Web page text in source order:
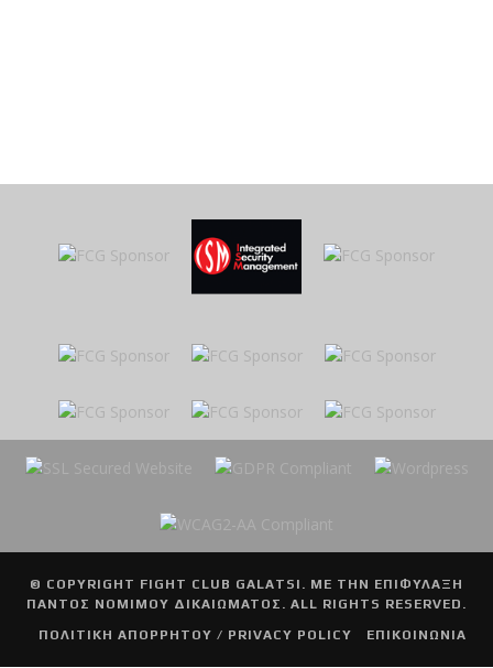
© COPYRIGHT FIGHT CLUB GALATSI
. ΜΕ ΤΗΝ ΕΠΙΦΥΛΑΞΗ
ΠΑΝΤΟΣ ΝΟΜΙΜΟΥ ΔΙΚΑΙΩΜΑΤΟΣ. ALL RIGHTS RESERVED.
ΠΟΛΙΤΙΚΗ ΑΠΟΡΡΗΤΟΥ / PRIVACY POLICY
ΕΠΙΚΟΙΝΩΝΙΑ